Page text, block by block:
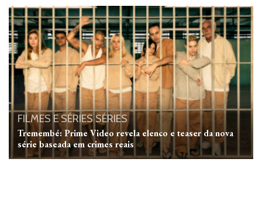
FILMES E SÉRIES SÉRIES
Tremembé: Prime Video revela elenco e teaser da nova
série baseada em crimes reais